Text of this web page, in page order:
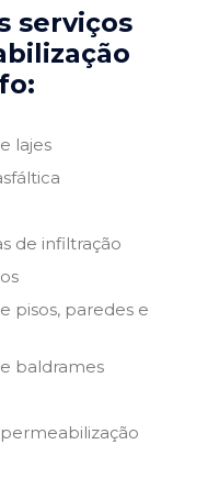
serviços
lajes
de infiltração
pisos, paredes e
baldrames